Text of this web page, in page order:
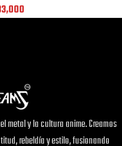
metal y la cultura anime. Creamos
rebeldía y estilo, fusionando